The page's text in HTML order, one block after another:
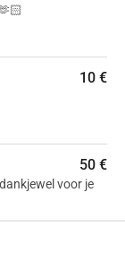
10 €
50 €
voor je